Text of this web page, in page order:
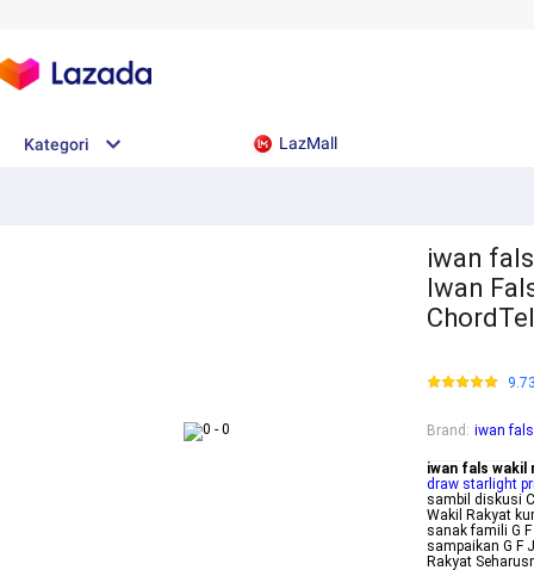
Kategori LazMall
iwan
Iwan
Brand : iwan
iwan fals wakil
draw starlight
sambil diskusi
Wakil Rakyat
sanak famili G
sampaikan G F
Rakyat